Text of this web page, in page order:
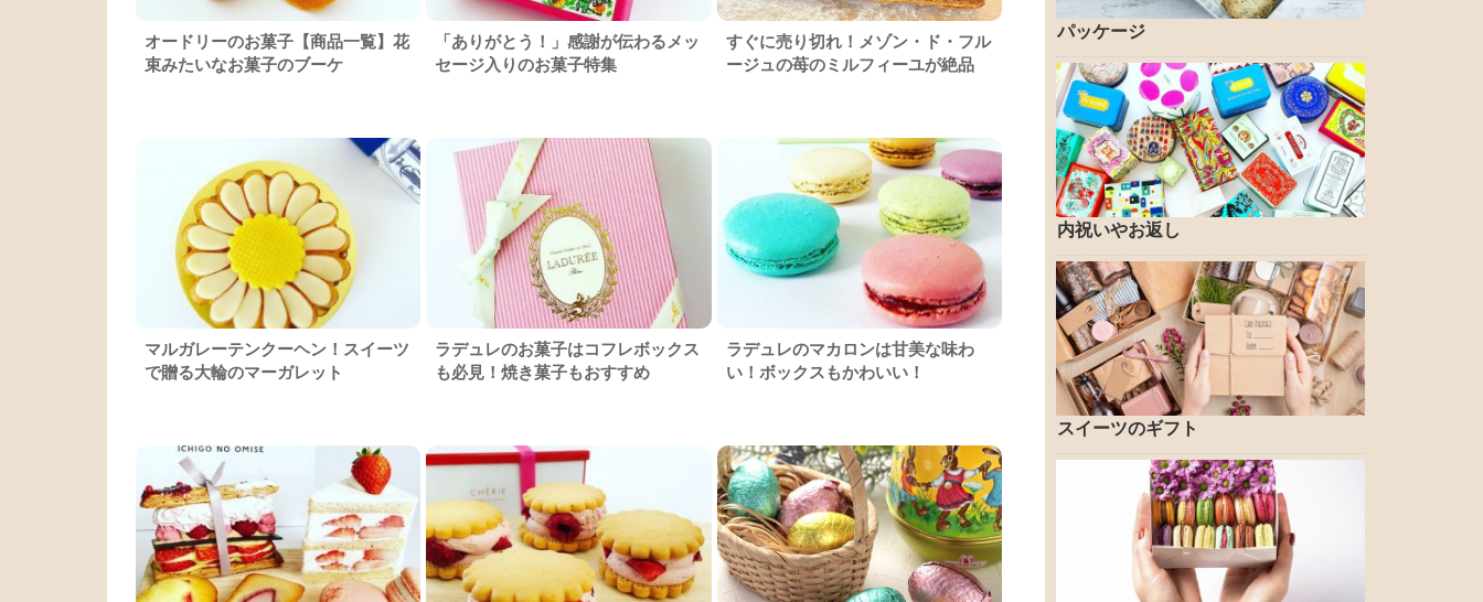
オードリーのお菓子【商品一覧】花
束みたいなお菓子のブーケ
「ありがとう！」感謝が伝わるメッ
セージ入りのお菓子特集
すぐに売り切れ！メゾン・ド・フル
ージュの苺のミルフィーユが絶品
マルガレーテンクーヘン！スイーツ
で贈る大輪のマーガレット
ラデュレのお菓子はコフレボックス
も必見！焼き菓子もおすすめ
ラデュレのマカロンは甘美な味わ
い！ボックスもかわいい！
パッケージ
内祝いやお返し
スイーツのギフト